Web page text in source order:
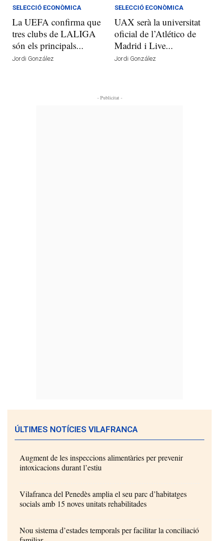
SELECCIÓ ECONÒMICA
La UEFA confirma que
tres clubs de LALIGA
són els principals...
Jordi González
SELECCIÓ ECONÒMICA
UAX serà la universitat
oficial de l’Atlético de
Madrid i Live...
Jordi González
- Publicitat -
ÚLTIMES NOTÍCIES VILAFRANCA
Augment de les inspeccions alimentàries per prevenir
intoxicacions durant l’estiu
Vilafranca del Penedès amplia el seu parc d’habitatges
socials amb 15 noves unitats rehabilitades
Nou sistema d’estades temporals per facilitar la conciliació